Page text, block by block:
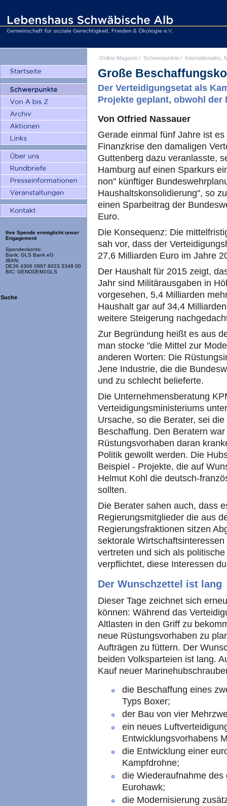
Ihre Spende ermöglicht unser
Engagement
Spendenkonto:
Bank: GLS Bank eG
IBAN:
DE36 4306 0967 8023 3348 00
BIC: GENODEM1GLS
Suche
Online Magazin / Schwerpunkte / Internationales,
Große
Der Verteidigungsetat als
Projekte geplant, obwohl
Von Otfried Nassauer
Gerade einmal fünf Jahre ist
Finanzkrise den damaligen
Guttenberg dazu veranlasste,
Hamburg auf einen Sparkurs
non" künftiger
Haushaltskonsolidierung", so
einen Sparbeitrag der
Euro.
Die Konsequenz: Die
sah vor, dass der
27,6 Milliarden Euro im Jahre
Der Haushalt für 2015 zeigt,
Jahr sind Militärausgaben in
vorgesehen, 5,4 Milliarden
Haushalt gar auf 34,4
weitere Steigerung
Zur Begründung heißt es aus
man stocke "die Mittel zur
anderen Worten: Die
Jene Industrie, die die
und zu schlecht belieferte.
Die Unternehmensberatung
Verteidigungsministeriums
Ursache, so die Berater, sei
Beschaffung. Den Beratern
Rüstungsvorhaben daran
Politik gewollt werden. Die
Beispiel - Projekte, die auf
Helmut Kohl die deutsch-
sollten.
Die Berater sahen auch, dass
Regierungsmitglieder die aus
Regierungsfraktionen sitzen
sektorale
vertreten und sich als
verpflichtet, diese Interessen
Der Wunschzettel ist lang
Dieser Tage zeichnet sich
können: Während das
Altlasten in den Griff zu
neue Rüstungsvorhaben zu
Aufträgen zu füttern. Der
beiden Volksparteien ist lang.
Kauf neuer
die Beschaffung eines
Typs Boxer;
der Bau von vier
ein neues
Entwicklungsvorhabens
die Entwicklung einer
Kampfdrohne;
die Wiederaufnahme
Eurohawk;
die Modernisierung